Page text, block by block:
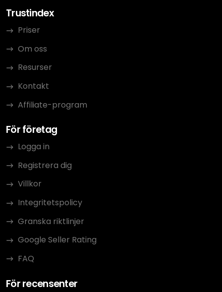
Trustindex
Priser
Om oss
Resurser
Kontakt
Affiliate-program
För företag
Logga in
Registrera dig
Villkor
Integritetspolicy
Granska riktlinjer
Google Seller Rating
FAQ
För recensenter